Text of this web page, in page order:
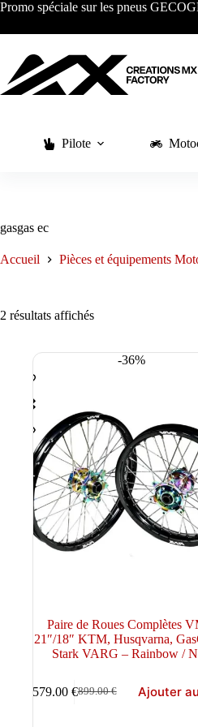
Passer
contenu
Promo spéciale sur les pneus
Pilote
gasgas ec
Accueil Pièces et équipements
2 résultats affichésTrié
récent-36%
Paire de Roues Complètes
21″/18″ KTM, Husqvarna,
Stark VARG – Rainbow /
899.00€
Le
579.00 €Le
Ajouter au